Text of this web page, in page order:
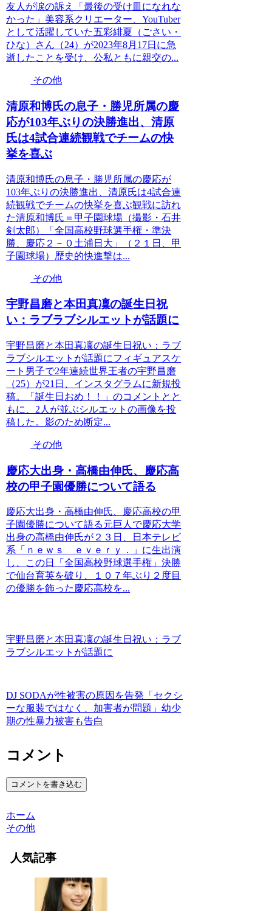
友人が涙の訴え「最後の受け皿になれな
かった」美容系クリエーター、YouTuber
として活躍していた五彩緋夏（ごさい・
ひな）さん（24）が2023年8月17日に急
逝したことを受け、公私ともに親交の...
その他
清原和博氏の息子・勝児所属の慶
応が103年ぶりの決勝進出、清原
氏は4試合連続観戦でチームの快
挙を喜ぶ
清原和博氏の息子・勝児所属の慶応が
103年ぶりの決勝進出、清原氏は4試合連
続観戦でチームの快挙を喜ぶ観戦に訪れ
た清原和博氏＝甲子園球場（撮影・石井
剣太郎）「全国高校野球選手権・準決
勝、慶応２－０土浦日大」（２１日、甲
子園球場）歴史的快進撃は...
その他
宇野昌磨と本田真凜の誕生日祝
い：ラブラブシルエットが話題に
宇野昌磨と本田真凜の誕生日祝い：ラブ
ラブシルエットが話題にフィギュアスケ
ート男子で2年連続世界王者の宇野昌磨
（25）が21日、インスタグラムに新規投
稿。「誕生日おめ！！」のコメントとと
もに、2人が並ぶシルエットの画像を投
稿した。影のため断定...
その他
慶応大出身・高橋由伸氏、慶応高
校の甲子園優勝について語る
慶応大出身・高橋由伸氏、慶応高校の甲
子園優勝について語る元巨人で慶応大学
出身の高橋由伸氏が２３日、日本テレビ
系「ｎｅｗｓ ｅｖｅｒｙ．」に生出演
し、この日「全国高校野球選手権」決勝
で仙台育英を破り、１０７年ぶり２度目
の優勝を飾った慶応高校を...
宇野昌磨と本田真凜の誕生日祝い：ラブ
ラブシルエットが話題に
DJ SODAが性被害の原因を告発「セクシ
ーな服装ではなく、加害者が問題」幼少
期の性暴力被害も告白
コメント
コメントを書き込む
ホーム
その他
人気記事